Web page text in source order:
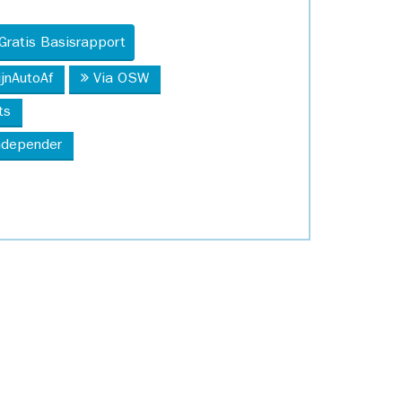
Basisrapport
Via OSW